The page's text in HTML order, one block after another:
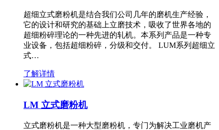
超细立式磨粉机是结合我们公司几年的磨机生产经验，
它的设计和研究的基础上立磨技术，吸收了世界各地的
超细粉碎理论的一种先进的轧机。本系列产品是一种专
业设备，包括超细粉碎，分级和交付。 LUM系列超细立
式…
了解详情
LM 立式磨粉机
立式磨粉机是一种大型磨粉机，专门为解决工业磨机产